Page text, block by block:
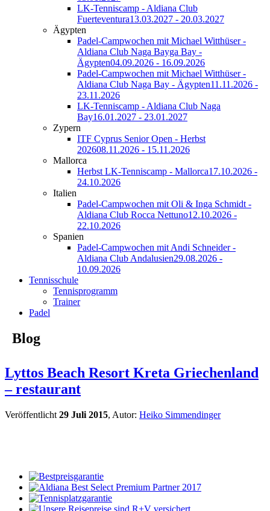
LK-Tenniscamp - Aldiana Club
Fuerteventura13.03.2027 - 20.03.2027
Ägypten
Padel-Campwochen mit Michael Witthüser -
Aldiana Club Naga Bayga Bay -
Ägypten04.09.2026 - 16.09.2026
Padel-Campwochen mit Michael Witthüser -
Aldiana Club Naga Bay - Ägypten11.11.2026 -
23.11.2026
LK-Tenniscamp - Aldiana Club Naga
Bay16.01.2027 - 23.01.2027
Zypern
ITF Cyprus Senior Open - Herbst
202608.11.2026 - 15.11.2026
Mallorca
Herbst LK-Tenniscamp - Mallorca17.10.2026 -
24.10.2026
Italien
Padel-Campwochen mit Oli & Inga Schmidt -
Aldiana Club Rocca Nettuno12.10.2026 -
22.10.2026
Spanien
Padel-Campwochen mit Andi Schneider -
Aldiana Club Andalusien29.08.2026 -
10.09.2026
Tennisschule
Tennisprogramm
Trainer
Padel
Blog
Lyttos Beach Resort Kreta Griechenland
– restaurant
Veröffentlicht 29 Juli 2015, Autor: Heiko Simmendinger